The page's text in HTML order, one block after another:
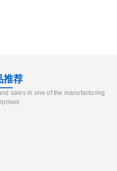
推荐
sales in one of the manufacturing